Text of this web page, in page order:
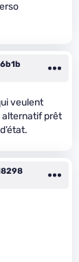
veulent
alternatif prêt